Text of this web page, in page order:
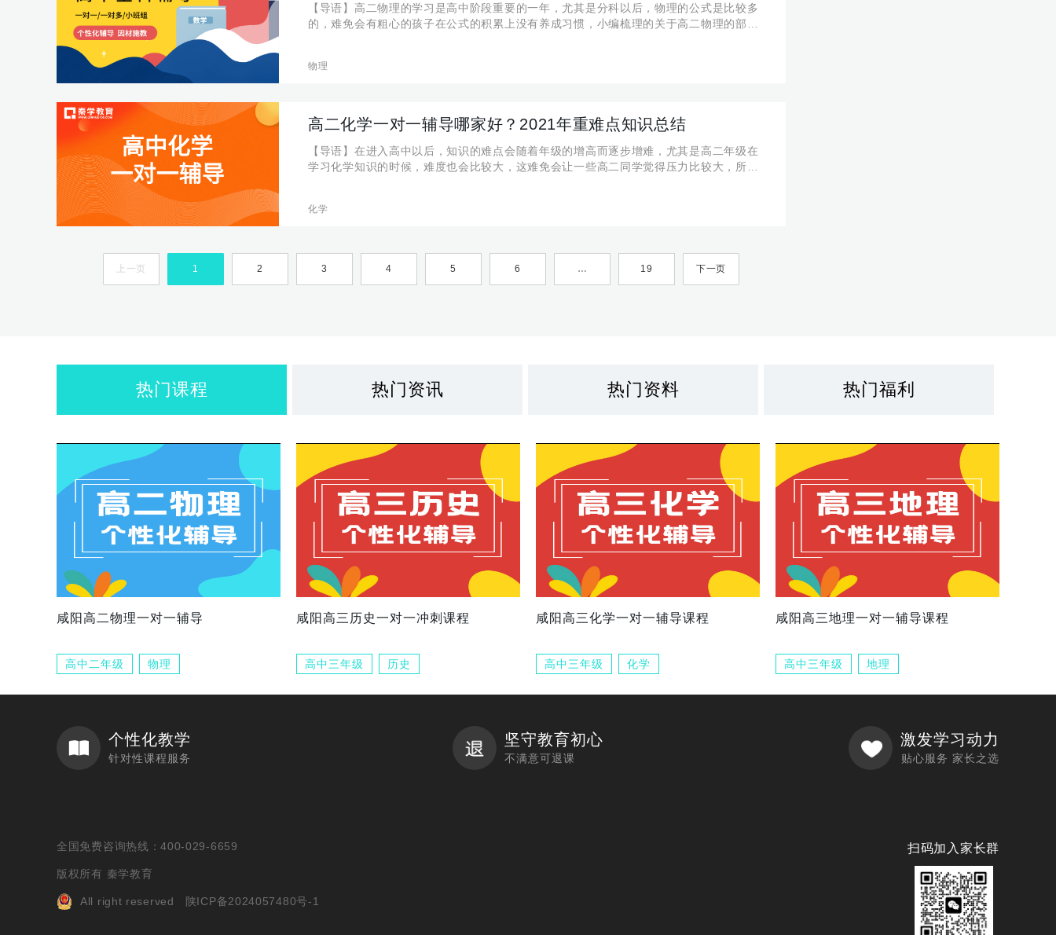
【导语】高二物理的学习是高中阶段重要的一年，尤其是分科以后，物理的公式是比较多
的，难免会有粗心的孩子在公式的积累上没有养成习惯，小编梳理的关于高二物理的部分
物理
高二化学一对一辅导哪家好？2021年重难点知识总结
【导语】在进入高中以后，知识的难点会随着年级的增高而逐步增难，尤其是高二年级在
学习化学知识的时候，难度也会比较大，这难免会让一些高二同学觉得压力比较大，所以
化学
上一页 1 2 3 4 5 6 … 19 下一页
热门课程 热门资讯 热门资料 热门福利
咸阳高二物理一对一辅导
高中二年级 物理
咸阳高三历史一对一冲刺课程
高中三年级 历史
咸阳高三化学一对一辅导课程
高中三年级 化学
咸阳高三地理一对一辅导课程
高中三年级 地理
个性化教学
针对性课程服务
坚守教育初心
不满意可退课
激发学习动力
贴心服务 家长之选
全国免费咨询热线：400-029-6659
版权所有 秦学教育
All right reserved 陕ICP备2024057480号-1
扫码加入家长群